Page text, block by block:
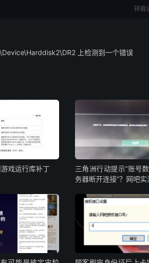
转载
上检测到一个错误
戏运行库补丁
三角洲行动提示“账号
务器断开连接”？网吧